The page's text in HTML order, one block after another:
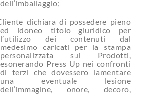
dell’imballaggio;
ed idoneo titolo giuridico per
l’utilizzo dei contenuti dal
medesimo caricati per la stampa
personalizzata sui Prodotti,
esonerando Press Up nei confronti
di terzi che dovessero lamentare
una eventuale lesione
dell’immagine, onore, decoro,